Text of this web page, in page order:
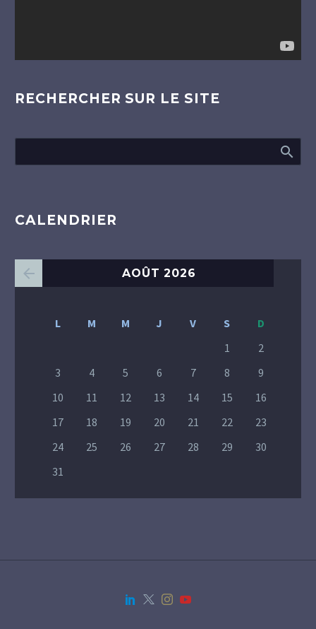
RECHERCHER SUR LE SITE
CALENDRIER
AOÛT 2026
L M M J V S
D
1
2
3
4 5 6 7 8
9
10
11 12 13 14 15
16
17
18 19 20 21 22
23
24
25 26 27 28 29
30
31